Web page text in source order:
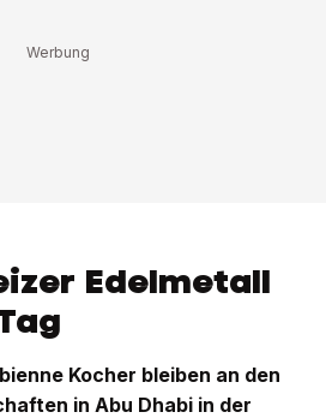
Edelmetall
Kocher bleiben an den
in Abu Dhabi in der